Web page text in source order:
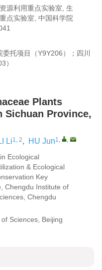
源利用重点实验室, 生
点实验室, 中国科学院
托项目（Y9Y206）；四川
）
Plants
Sichuan Province,
Li1, 2, HU Jun1, ,
Ecological
& Ecological
Key
Chengdu Institute of
Chengdu
Sciences, Beijing